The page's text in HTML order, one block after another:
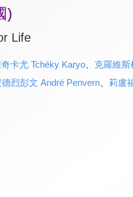
)
Life
卡尤 Tchéky Karyo、 克羅維斯
德烈彭文 André Penvern、 莉盧